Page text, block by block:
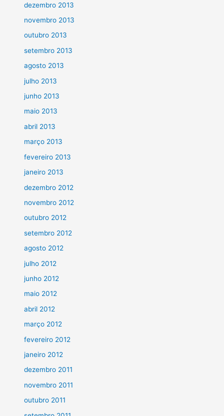
dezembro 2013
novembro 2013
outubro 2013
setembro 2013
agosto 2013
julho 2013
junho 2013
maio 2013
abril 2013
março 2013
fevereiro 2013
janeiro 2013
dezembro 2012
novembro 2012
outubro 2012
setembro 2012
agosto 2012
julho 2012
junho 2012
maio 2012
abril 2012
março 2012
fevereiro 2012
janeiro 2012
dezembro 2011
novembro 2011
outubro 2011